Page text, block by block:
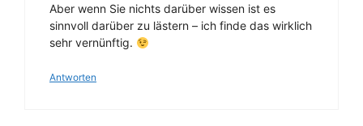
Aber wenn Sie nichts darüber wissen ist es
sinnvoll darüber zu lästern – ich finde das wirklich
sehr vernünftig.
Antworten